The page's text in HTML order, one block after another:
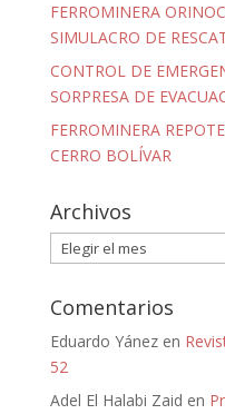
FERROMINERA
SIMULACRO DE
CONTROL DE
SORPRESA DE
FERROMINERA
CERRO BOLÍVAR
Archivos
Archivos
Comentarios
Eduardo Yánezen
52
Adel El Halabi Zaid en